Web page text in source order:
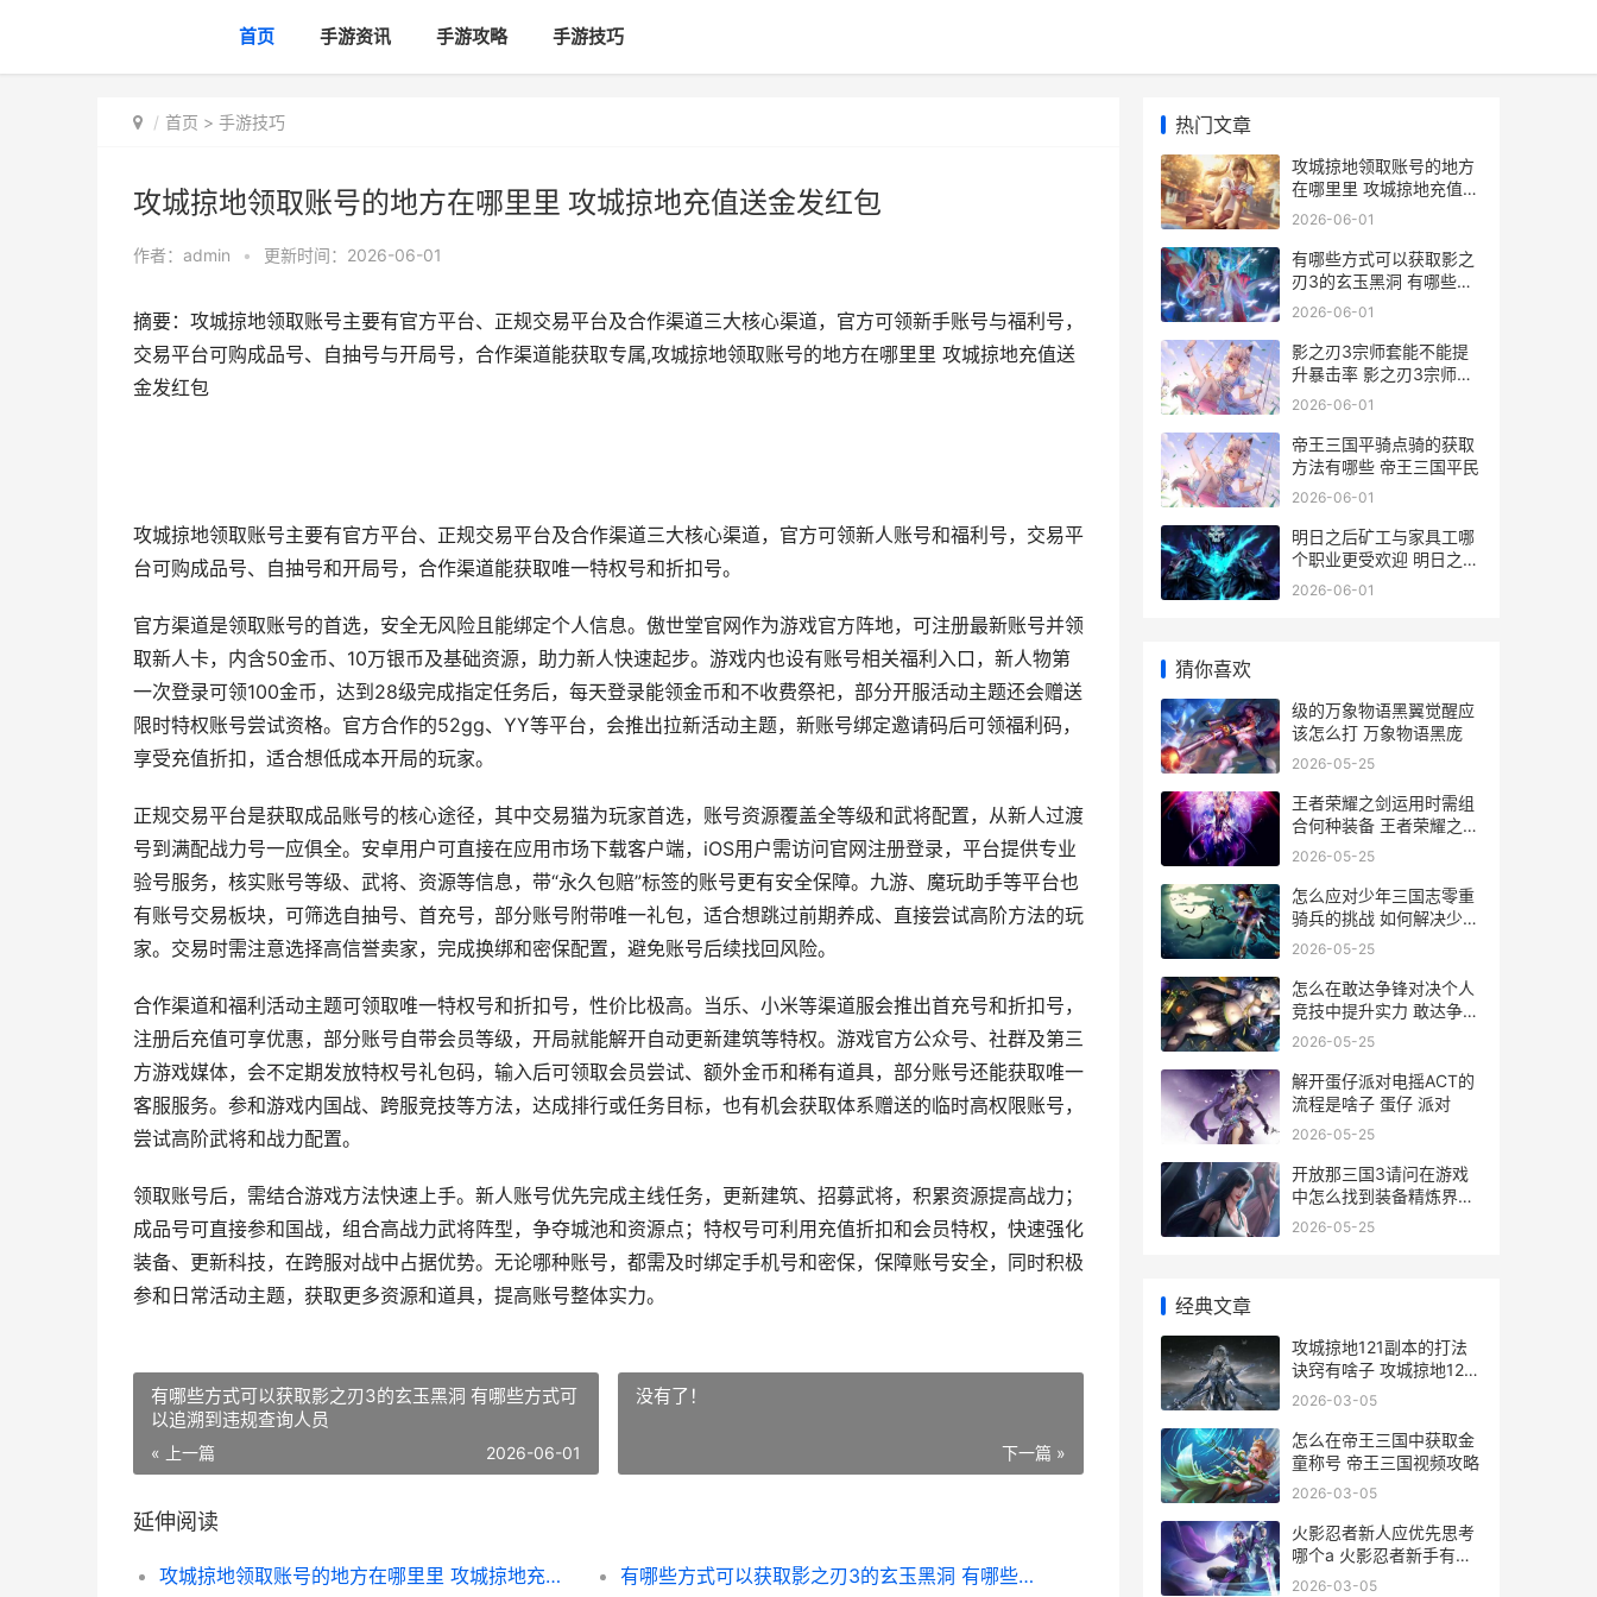
首页 手游资讯 手游攻略 手游技巧
首页 > 手游技巧
攻城掠地领取账号的地方在哪里里 攻城掠地充值送金发红包
作者： admin • 更新时间：2026-06-01
摘要：攻城掠地领取账号主要有官方平台、正规交易平台及合作渠道三大核心渠道，官方可领新手账号与福利号，
交易平台可购成品号、自抽号与开局号，合作渠道能获取专属,攻城掠地领取账号的地方在哪里里 攻城掠地充值送
金发红包
攻城掠地领取账号主要有官方平台、正规交易平台及合作渠道三大核心渠道，官方可领新人账号和福利号，交易平
台可购成品号、自抽号和开局号，合作渠道能获取唯一特权号和折扣号。
官方渠道是领取账号的首选，安全无风险且能绑定个人信息。傲世堂官网作为游戏官方阵地，可注册最新账号并领
取新人卡，内含50金币、10万银币及基础资源，助力新人快速起步。游戏内也设有账号相关福利入口，新人物第
一次登录可领100金币，达到28级完成指定任务后，每天登录能领金币和不收费祭祀，部分开服活动主题还会赠送
限时特权账号尝试资格。官方合作的52gg、YY等平台，会推出拉新活动主题，新账号绑定邀请码后可领福利码，
享受充值折扣，适合想低成本开局的玩家。
正规交易平台是获取成品账号的核心途径，其中交易猫为玩家首选，账号资源覆盖全等级和武将配置，从新人过渡
号到满配战力号一应俱全。安卓用户可直接在应用市场下载客户端，iOS用户需访问官网注册登录，平台提供专业
验号服务，核实账号等级、武将、资源等信息，带“永久包赔”标签的账号更有安全保障。九游、魔玩助手等平台也
有账号交易板块，可筛选自抽号、首充号，部分账号附带唯一礼包，适合想跳过前期养成、直接尝试高阶方法的玩
家。交易时需注意选择高信誉卖家，完成换绑和密保配置，避免账号后续找回风险。
合作渠道和福利活动主题可领取唯一特权号和折扣号，性价比极高。当乐、小米等渠道服会推出首充号和折扣号，
注册后充值可享优惠，部分账号自带会员等级，开局就能解开自动更新建筑等特权。游戏官方公众号、社群及第三
方游戏媒体，会不定期发放特权号礼包码，输入后可领取会员尝试、额外金币和稀有道具，部分账号还能获取唯一
客服服务。参和游戏内国战、跨服竞技等方法，达成排行或任务目标，也有机会获取体系赠送的临时高权限账号，
尝试高阶武将和战力配置。
领取账号后，需结合游戏方法快速上手。新人账号优先完成主线任务，更新建筑、招募武将，积累资源提高战力；
成品号可直接参和国战，组合高战力武将阵型，争夺城池和资源点；特权号可利用充值折扣和会员特权，快速强化
装备、更新科技，在跨服对战中占据优势。无论哪种账号，都需及时绑定手机号和密保，保障账号安全，同时积极
参和日常活动主题，获取更多资源和道具，提高账号整体实力。
有哪些方式可以获取影之刃3的玄玉黑洞 有哪些方式可
以追溯到违规查询人员
« 上一篇 2026-06-01
没有了！
下一篇 »
延伸阅读
攻城掠地领取账号的地方在哪里里 攻城掠地充值送金发红包 有哪些方式可以获取影之刃3的玄玉黑洞 有哪些方式可以追溯到违规查询人员
热门文章
攻城掠地领取账号的地方
在哪里里 攻城掠地充值送
金发红包
2026-06-01
有哪些方式可以获取影之
刃3的玄玉黑洞 有哪些方
式可以追溯到违规查询人
2026-06-01
影之刃3宗师套能不能提
升暴击率 影之刃3宗师套
怎么获得
2026-06-01
帝王三国平骑点骑的获取
方法有哪些 帝王三国平民
2026-06-01
明日之后矿工与家具工哪
个职业更受欢迎 明日之后
矿工技能加点攻略
2026-06-01
猜你喜欢
级的万象物语黑翼觉醒应
该怎么打 万象物语黑庞
2026-05-25
王者荣耀之剑运用时需组
合何种装备 王者荣耀之剑
气长
2026-05-25
怎么应对少年三国志零重
骑兵的挑战 如何解决少年
白
2026-05-25
怎么在敢达争锋对决个人
竞技中提升实力 敢达争锋
游戏视频
2026-05-25
解开蛋仔派对电摇ACT的
流程是啥子 蛋仔 派对
2026-05-25
开放那三国3请问在游戏
中怎么找到装备精炼界面
放开那三国3服务器开放
2026-05-25
经典文章
攻城掠地121副本的打法
诀窍有啥子 攻城掠地127
副本最低配置
2026-03-05
怎么在帝王三国中获取金
童称号 帝王三国视频攻略
2026-03-05
火影忍者新人应优先思考
哪个a 火影忍者新手有什
么活动
2026-03-05